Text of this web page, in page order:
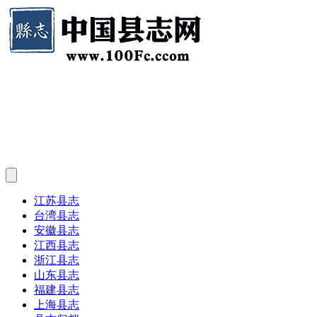
江苏县志
台湾县志
安徽县志
江西县志
浙江县志
山东县志
福建县志
上海县志